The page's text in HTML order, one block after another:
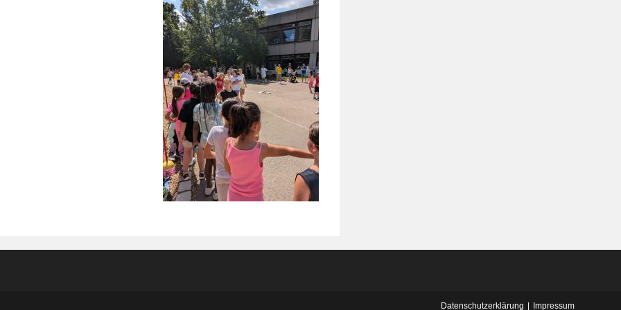
Datenschutzerklärung Impressum